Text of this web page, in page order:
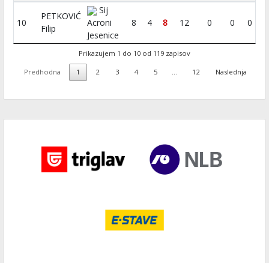
10
PETKOVIĆ
Filip
Sij
Acroni
Jesenice
8 4 8 12 0 0 0
Prikazujem 1 do 10 od 119 zapisov
Predhodna 1 2 3 4 5 … 12 Naslednja